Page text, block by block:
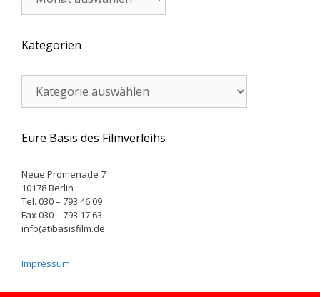
Kategorien
Eure Basis des Filmverleihs
Neue Promenade 7
10178 Berlin
Tel. 030 – 793 46 09
Fax 030 – 793 17 63
info(at)basisfilm.de
Impressum